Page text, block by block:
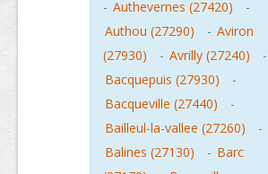
- Authevernes (27420)
-
Authou (27290)
- Aviron
(27930)
- Avrilly (27240)
-
Bacquepuis (27930)
-
Bacqueville (27440)
-
Bailleul-la-vallee (27260)
-
Balines (27130)
- Barc